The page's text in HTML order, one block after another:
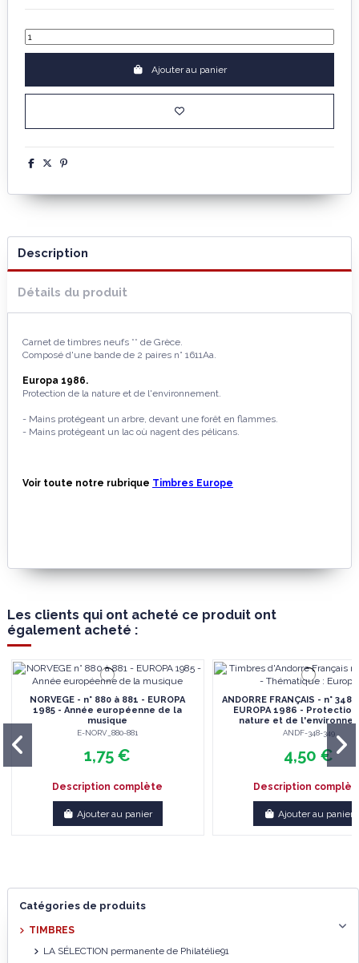
Ajouter au panier
Description
Détails du produit
Carnet de timbres neufs ** de Grèce.
Composé d'une bande de 2 paires n° 1611Aa.
Europa 1986.
Protection de la nature et de l'environnement.
- Mains protégeant un arbre, devant une forêt en flammes.
- Mains protégeant un lac où nagent des pélicans.
Voir toute notre rubrique Timbres Europe
Les clients qui ont acheté ce produit ont
également acheté :
NORVEGE - n° 880 à 881 - EUROPA
1985 - Année européenne de la
musique
E-NORV_880-881
1,75 €
Description complète
Ajouter au panier
ANDORRE FRANÇAIS - n° 348
EUROPA 1986 -
nature et de
ANDF-348-349
4,50 €
Description
Ajouter au panier
Catégories de produits
TIMBRES
LA SÉLECTION permanente de Philatélie91